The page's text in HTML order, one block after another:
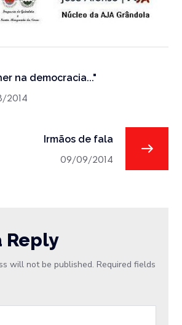
na democracia..."
2014
Irmãos de fala
09/09/2014
Reply
will not be published. Required fields